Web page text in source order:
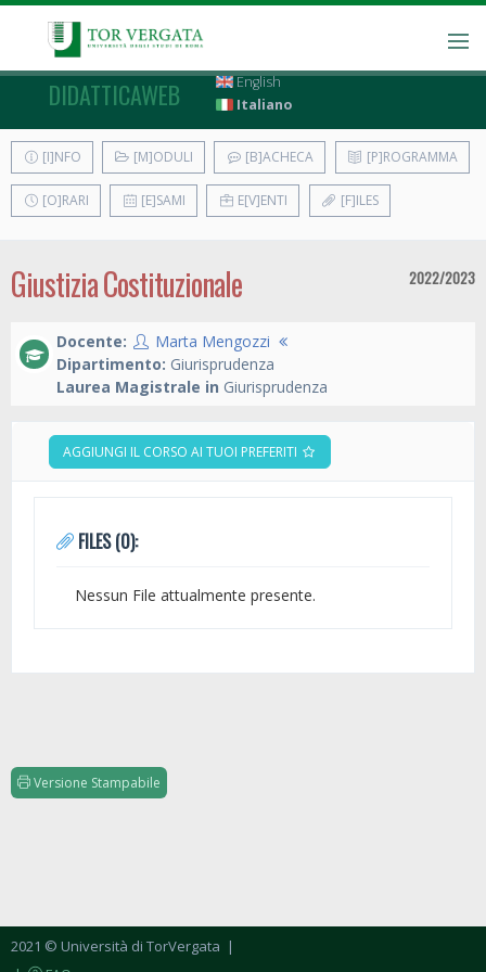
DIDATTICAWEB
English
Italiano
[I]NFO [M]ODULI [B]ACHECA [P]ROGRAMMA
[O]RARI [E]SAMI E[V]ENTI [F]ILES
Giustizia Costituzionale 2022/2023
Docente:
Marta Mengozzi
Dipartimento: Giurisprudenza
Laurea Magistrale in Giurisprudenza
AGGIUNGI IL CORSO AI TUOI PREFERITI
FILES (0):
Nessun File attualmente presente.
Versione Stampabile
2021 © Università di TorVergata |